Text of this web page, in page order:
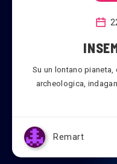
Su un lontano
archeologica,
Remart